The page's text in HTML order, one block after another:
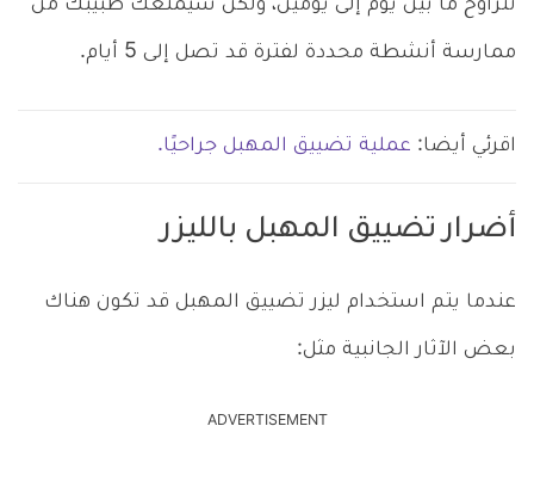
تتراوح ما بين يوم إلى يومين، ولكن سيمنعك طبيبك من
ممارسة أنشطة محددة لفترة قد تصل إلى 5 أيام.
اقرئي أيضا: عملية تضييق المهبل جراحيًا.
أضرار تضييق المهبل بالليزر
عندما يتم استخدام ليزر تضييق المهبل قد تكون هناك
بعض الآثار الجانبية مثل:
ADVERTISEMENT